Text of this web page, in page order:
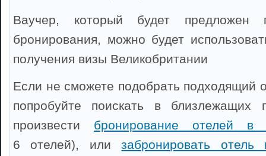
Ваучер, который будет предложен
бронирования, можно будет
получения визы Великобритании
Если не сможете подобрать подходящий
попробуйте поискать в близлежащих
произвести бронирование отелей в
6 отелей), илизабронировать отель